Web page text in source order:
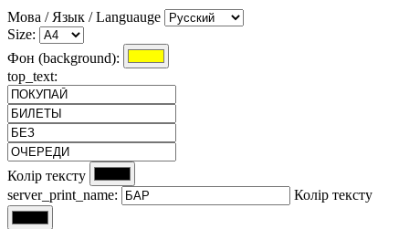
Мова / Язык / Languauge
Size:
Фон (background):
top_text:
Колір тексту
server_print_name:
Колір тексту